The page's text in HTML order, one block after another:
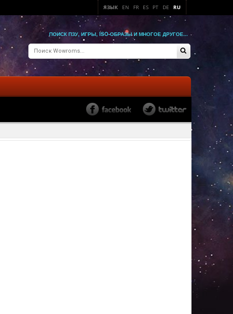
ЯЗЫК EN FR ES PT DE RU
ПОИСК ПЗУ, ИГРЫ, ISO-ОБРАЗЫ И МНОГОЕ ДРУГОЕ...